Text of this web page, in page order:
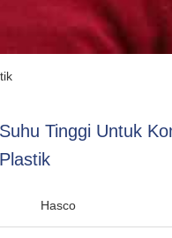
Tinggi Untuk
Hasco